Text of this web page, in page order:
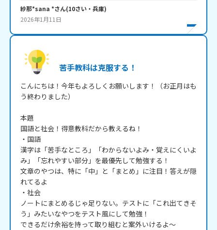
紗那*sana *さん(10さい・ 兵庫)
2026年1月11日
苦手教科は克服する！
こんにちは！今年もよろしくお願いします！（お正月はも
う終わりました）
本題
国語と社会！得意教科だから教えるね！
・国語
漢字は「苦手なところ」「わからないよみ・覚えにくいよ
み」「忘れやすい部分」を最優先して勉強する！
文章のやつは、特に「中」と「まとめ」に注目！答えが隠
れてるよ
・社会
ノートにまとめるじゃ足りない。テストに「これ出てきそ
う」みたいなやつをテスト風にして勉強！
できるだけ余裕を持って取り組むと案外いけるよ～